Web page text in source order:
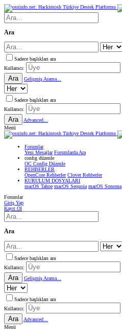
Ara
Sadece başlıkları ara
Kullanıcı:
Ara Gelişmiş Arama...
Sadece başlıkları ara
Kullanıcı:
Ara
Advanced...
Menü
Forumlar
Yeni Mesajlar Forumlarda Ara
confıg düzenle
OC Config Düzenle
REHBERLER
OpenCore Rehberler Clover Rehberler
KURULUM DOSYALARI
macOS Tahoe macOS Sequoia macOS Sonoma
Forumlar
Giriş Yap
Kayıt Ol
Ara
Sadece başlıkları ara
Kullanıcı:
Ara Gelişmiş Arama...
Sadece başlıkları ara
Kullanıcı:
Ara
Advanced...
Menü